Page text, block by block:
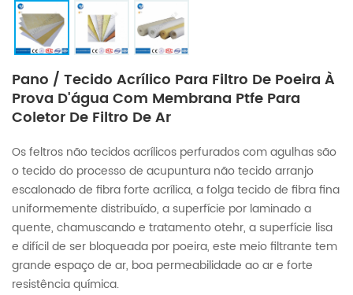
Pano / Tecido Acrílico Para Filtro De Poeira À
Prova D'água Com Membrana Ptfe Para
Coletor De Filtro De Ar
Os feltros não tecidos acrílicos perfurados com agulhas são
o tecido do processo de acupuntura não tecido arranjo
escalonado de fibra forte acrílica, a folga tecido de fibra fina
uniformemente distribuído, a superfície por laminado a
quente, chamuscando e tratamento otehr, a superfície lisa
e difícil de ser bloqueada por poeira, este meio filtrante tem
grande espaço de ar, boa permeabilidade ao ar e forte
resistência química.